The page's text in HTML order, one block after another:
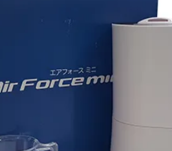
画
・起業
り・地域活性化